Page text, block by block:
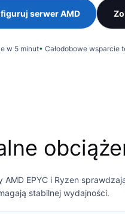
serwer AMD
w 5 minut Całodobowe wsparcie
AMD EPYC i Ryzen
stabilnej wydajności.